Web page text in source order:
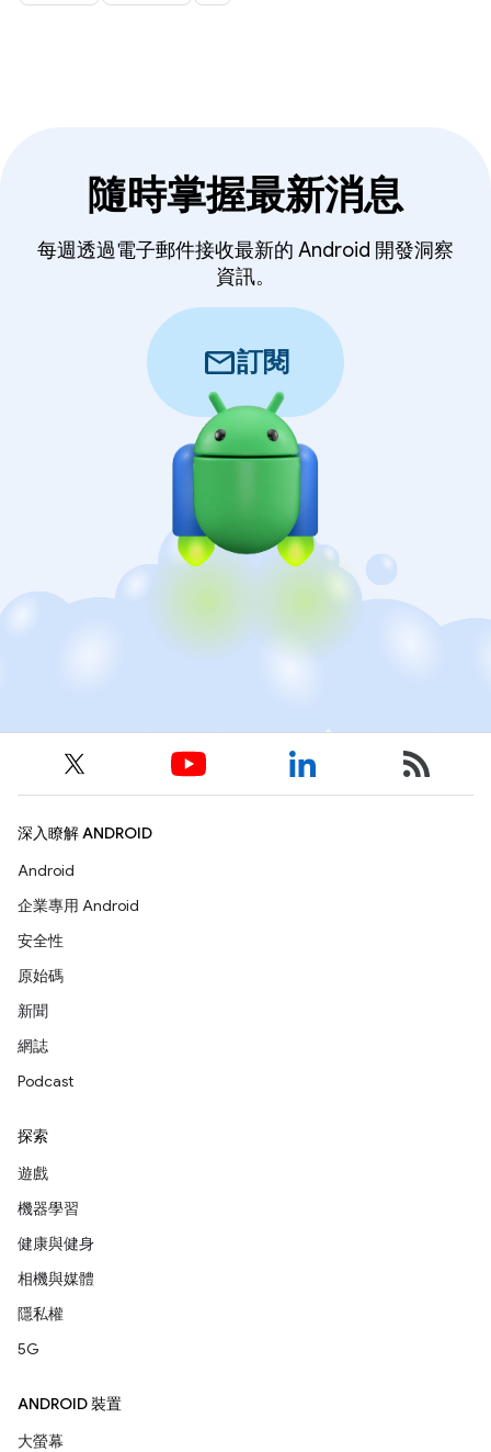
隨時掌握最新消息
每週透過電子郵件接收最新的 Android 開發洞察
資訊。
mail訂閱
深入瞭解 ANDROID
Android
企業專用 Android
安全性
原始碼
新聞
網誌
Podcast
探索
遊戲
機器學習
健康與健身
相機與媒體
隱私權
5G
ANDROID 裝置
大螢幕